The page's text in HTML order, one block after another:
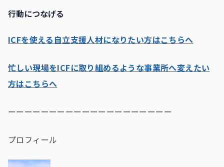
行動につなげる
ICFを使える自立支援人材になりたい方はこちらへ
忙しい現場をICFに取り組めるような事業所へ変えたい
方はこちらへ
ーーーーーーーーーーーーーーーーーーーー
プロフィール